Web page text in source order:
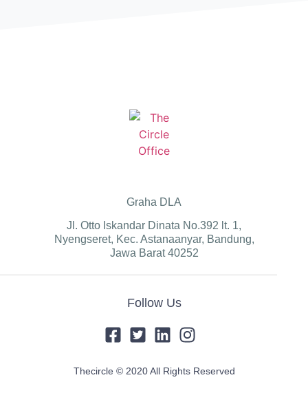
Graha DLA
Jl. Otto Iskandar Dinata No.392 lt. 1,
Nyengseret, Kec. Astanaanyar, Bandung,
Jawa Barat 40252
Follow Us
Thecircle © 2020 All Rights Reserved